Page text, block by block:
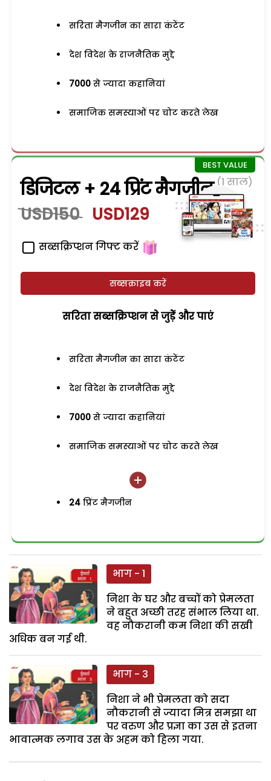
सरिता मैगजीन का सारा कंटेंट
देश विदेश के राजनैतिक मुद्दे
7000 से ज्यादा कहानियां
समाजिक समस्याओं पर चोट करते लेख
डिजिटल + 24 प्रिंट मैगजीन (1 साल)
USD150 USD129
सब्सक्रिप्शन गिफ्ट करें
सब्सक्राइब करें
सरिता सब्सक्रिप्शन से जुड़ेें और पाएं
सरिता मैगजीन का सारा कंटेंट
देश विदेश के राजनैतिक मुद्दे
7000 से ज्यादा कहानियां
समाजिक समस्याओं पर चोट करते लेख
24 प्रिंट मैगजीन
भाग - 1
निशा के घर और बच्चों को प्रेमलता
ने बहुत अच्छी तरह संभाल लिया था.
वह नौकरानी कम निशा की सखी
अधिक बन गई थी.
भाग - 3
निशा ने भी प्रेमलता को सदा
नौकरानी से ज्यादा मित्र समझा था
पर वरुण और प्रज्ञा का उस से इतना
भावात्मक लगाव उस के अहम को हिला गया.